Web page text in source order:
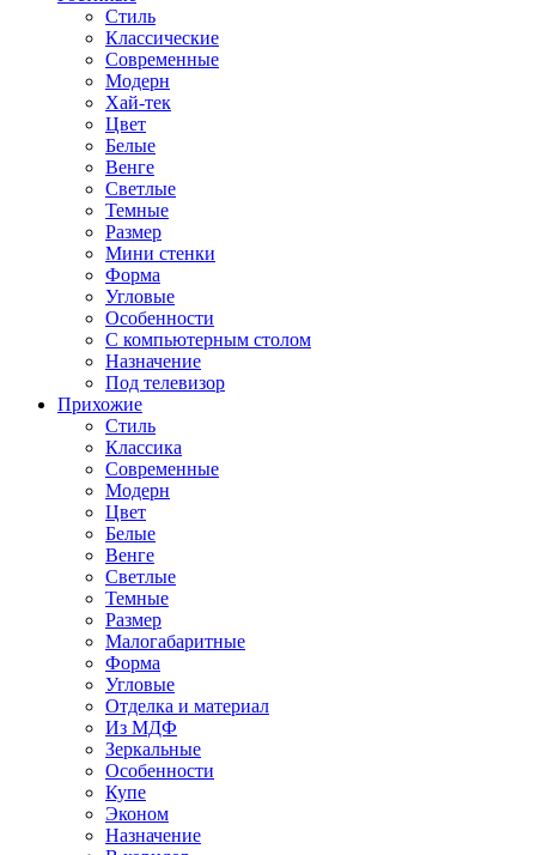
Стиль
Классические
Современные
Модерн
Хай-тек
Цвет
Белые
Венге
Светлые
Темные
Размер
Мини стенки
Форма
Угловые
Особенности
С компьютерным столом
Назначение
Под телевизор
Прихожие
Стиль
Классика
Современные
Модерн
Цвет
Белые
Венге
Светлые
Темные
Размер
Малогабаритные
Форма
Угловые
Отделка и материал
Из МДФ
Зеркальные
Особенности
Купе
Эконом
Назначение